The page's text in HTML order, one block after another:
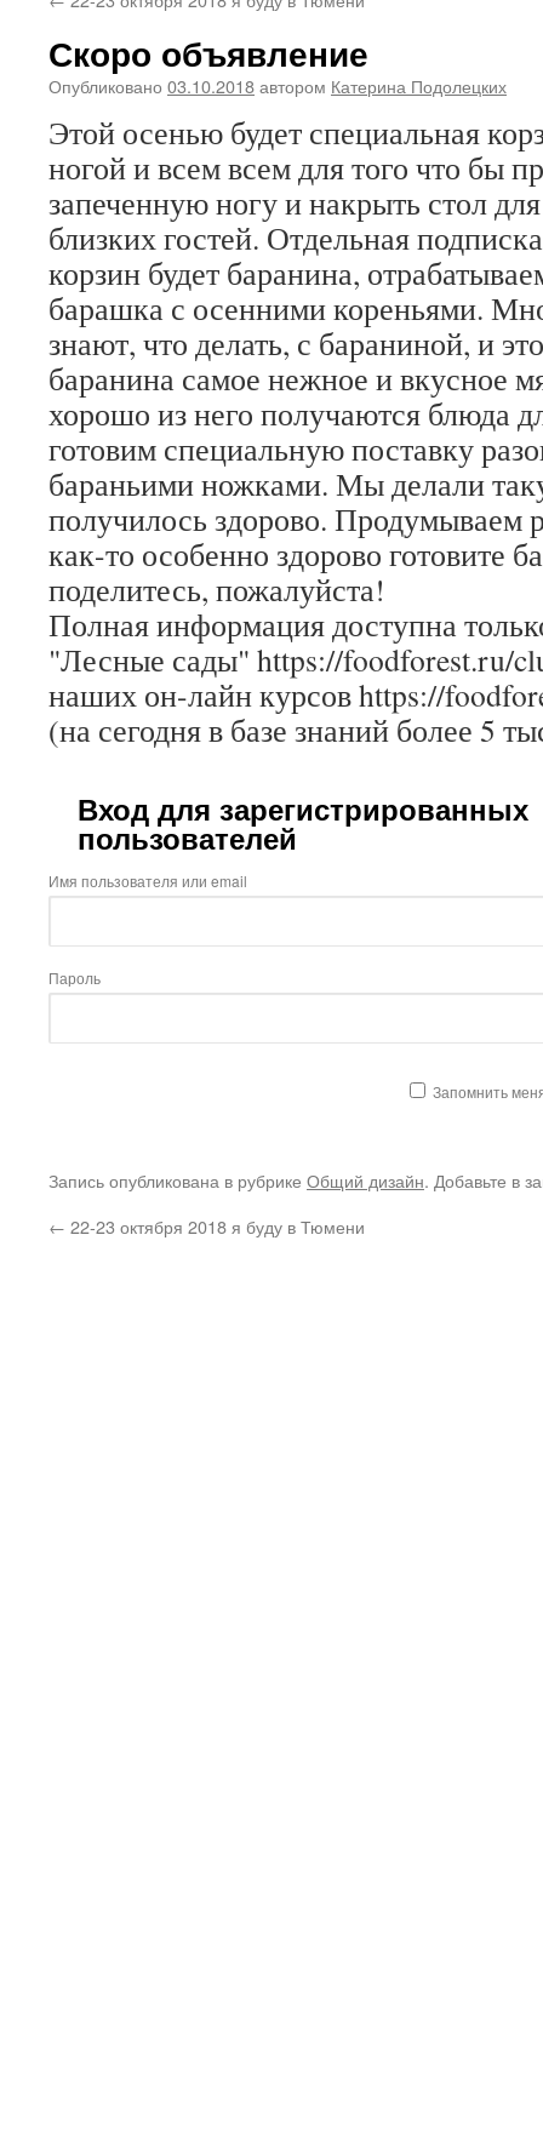
Скоро объявление
Опубликовано 03.10.2018автором Катерина Подолецких
Этой осенью будет специальная
ногой и всем всем для того что бы
запеченную ногу и накрыть стол
близких гостей. Отдельная
корзин будет баранина,
барашка с осенними кореньями.
знают, что делать, с бараниной, и
баранина самое нежное и вкусное
хорошо из него получаются блюда
готовим специальную поставку
бараньими ножками. Мы делали
получилось здорово. Продумываем
как-то особенно здорово готовите
поделитесь, пожалуйста!
Полная информация доступна
"Лесные сады" https://foodforest.ru/
наших он-лайн курсов https://
(на сегодня в базе знаний более 5
Вход для зарегистрированных
пользователей
Имя пользователя или email
Пароль
Запомнить
Запись опубликована в рубрике Общий дизайн. Добавьте в
← 22-23 октября 2018 я буду в Тюмени